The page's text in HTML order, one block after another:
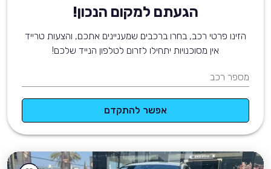
הגעתם למקום הנכון!
הזינו פרטי רכב, בחרו ברכבים שמעניינים אתכם, והצעות טרייד
אין מסוכנויות יתחילו לזרום לטלפון הנייד שלכם!
מספר רכב
אפשר להתקדם